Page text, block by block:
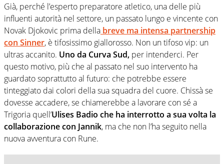
Già, perché l’esperto preparatore atletico, una delle più
influenti autorità nel settore, un passato lungo e vincente con
Novak Djokovic prima della breve ma intensa partnership
con Sinner, è tifosissimo giallorosso. Non un tifoso vip: un
ultras accanito. Uno da Curva Sud, per intenderci. Per
questo motivo, più che al passato nel suo intervento ha
guardato soprattutto al futuro: che potrebbe essere
tinteggiato dai colori della sua squadra del cuore. Chissà se
dovesse accadere, se chiamerebbe a lavorare con sé a
Trigoria quell’Ulises Badio che ha interrotto a sua volta la
collaborazione con Jannik, ma che non l’ha seguito nella
nuova avventura con Rune.